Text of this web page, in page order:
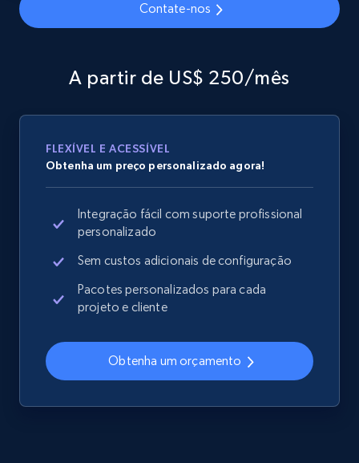
using specified keywords
and more.
specified URL
Sku, Product id, Product name, Manufacturer,
Contate-nos
A partir de US$ 250/mês
FLEXÍVEL E ACESSÍVEL
Obtenha um preço personalizado agora!
Integração fácil com suporte profissional
personalizado
Sem custos adicionais de configuração
Pacotes personalizados para cada
projeto e cliente
Obtenha um orçamento